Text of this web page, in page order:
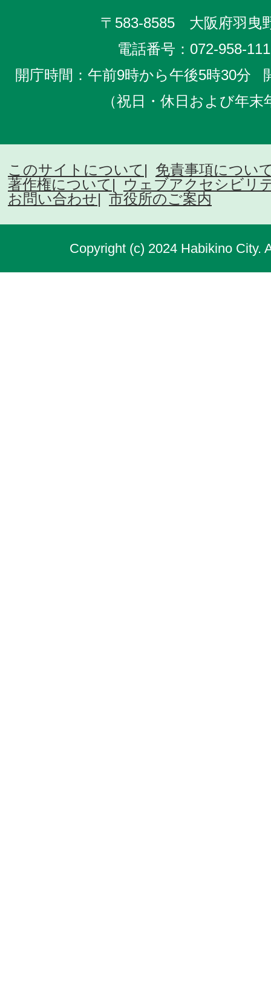
〒583-8585 大阪府羽曳
電話番号： 072-958-
開庁時間：午前9時から午後5時30分
（祝日・休日および年
このサイトについて
免責事項につい
著作権について
ウェブアクセシビリ
お問い合わせ
市役所のご案内
Copyright (c) 2024 Habikino City.